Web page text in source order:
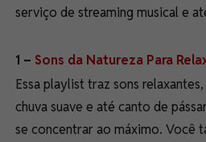
serviço de streaming musical e
1 – Sons da Natureza Para
Essa playlist traz sons
chuva suave e até canto de
se concentrar ao máximo. Você